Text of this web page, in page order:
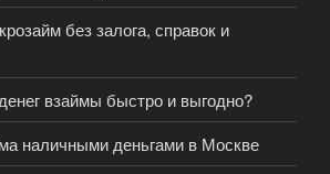
без залога, справок и
взаймы быстро и выгодно?
наличными деньгами в Москве